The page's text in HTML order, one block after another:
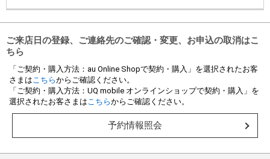
ご来店日の登録、ご連絡先のご確認・変更、お申込の取消はこ
ちら
「ご契約・購入方法：au Online Shopで契約・購入」を選択されたお客
さまはこちらからご確認ください。
「ご契約・購入方法：UQ mobile オンラインショップで契約・購入」を
選択されたお客さまはこちらからご確認ください。
予約情報照会